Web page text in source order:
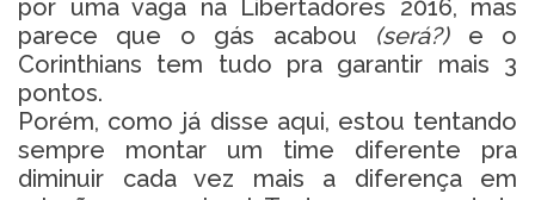
por uma vaga na Libertadores 2016, mas
parece que o gás acabou (será?) e o
Corinthians tem tudo pra garantir mais 3
pontos.
Porém, como já disse aqui, estou tentando
sempre montar um time diferente pra
diminuir cada vez mais a diferença em